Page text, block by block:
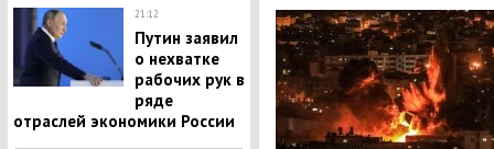
21:12
Путин заявил
о нехватке
рабочих рук в
ряде
отраслей экономики России